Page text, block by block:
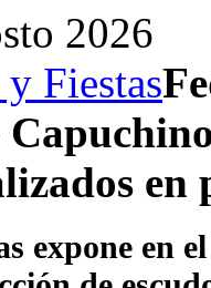
2026
Fiestas
en
expone en